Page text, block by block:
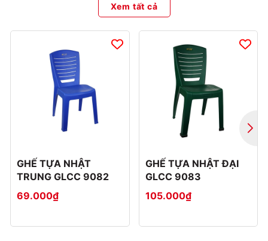
Xem tất cả
GHẾ TỰA NHẬT
TRUNG GLCC 9082
69.000₫
GHẾ TỰA NHẬT ĐẠI
GLCC 9083
105.000₫